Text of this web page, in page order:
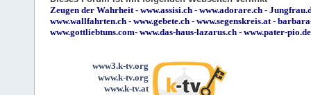
Zeugen der Wahrheit- www.assisi.ch - www.adorare.ch -
www.wallfahrten.ch - www.gebete.ch - www.segenskreis.at-
www.gottliebtuns.com- www.das-haus-lazarus.ch - www.pater-pio.de
www3.k-tv.org
www.k-tv.org
www.k-tv.at